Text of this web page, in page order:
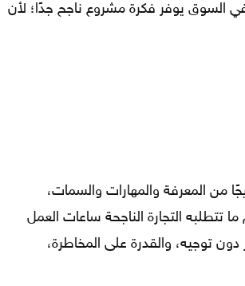
السوق يوفر فكرة مشروع ناجح جدًا؛ لأن
من المعرفة والمهارات والسمات،
تتطلبه التجارة الناجحة ساعات العمل
دون توجيه، والقدرة على المخاطرة،